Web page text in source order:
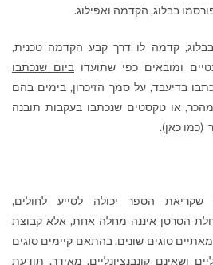
בבלוג, הקדמה ואפילוג.
קדמה לו דרך קבע הקדמה טכנית,
ומובאים כפי שתועדו ביום שנכתבו
בדיעבד, על סמך הזיכרון, בימים בהם
או טקסטים שנכתבו בעקבות תובנה
(כמו כאן).
הספר יכולה לסייע לחולים,
הסרטן איננה מחלה אחת, אלא קבוצת
סוגים שונים. בהתאם קיימים סוגים
ושאינם קונבנציונליים. מאידך, תודעת